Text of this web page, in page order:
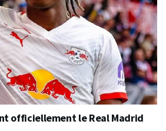
officiellement le Real Madrid